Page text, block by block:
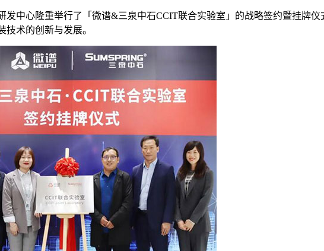
中心隆重举行了「微谱&三泉中石CCIT联合实验室」的战略签约暨挂牌仪
术的创新与发展。